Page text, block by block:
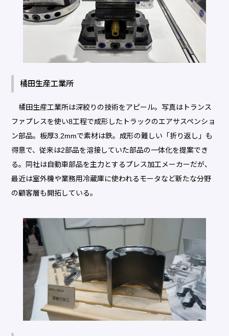
橘田生産工業所
橘田生産工業所は深絞りの技術をアピール。写真はトランス
ファプレスを使い8工程で成形したトラックのエアサスペンショ
ン部品。板厚3.2mmで素材は鉄。成形の難しい「折り返し」も
得意で、従来は2部品を溶接していた部品の一体化を提案でき
る。同社は自動車部品を主力とするプレス加工メーカーだが、
最近は室外機や業務用冷蔵庫に使われるモータなど新たな分野
の顧客層も開拓している。